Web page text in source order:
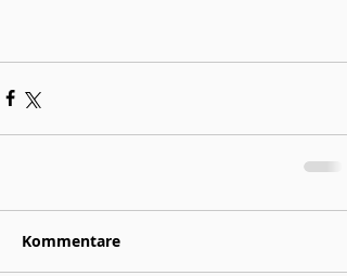
Kommentare